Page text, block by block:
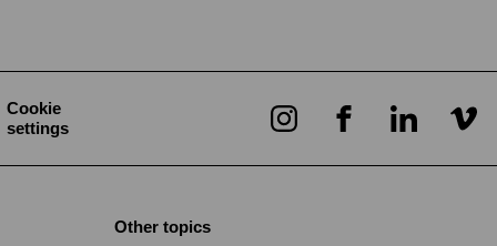
Cookie
settings
Other topics